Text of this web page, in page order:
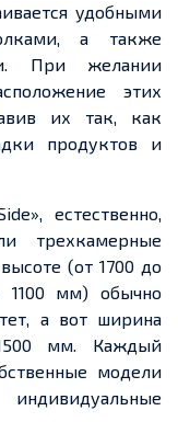
удобными
а также
При желании
этих
их так, как
продуктов и
естественно,
трехкамерные
(от 1700 до
мм) обычно
а вот ширина
мм. Каждый
модели